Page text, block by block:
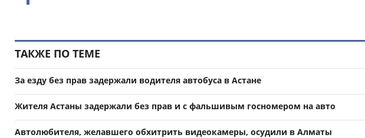
ТАКЖЕ ПО ТЕМЕ
За езду без прав задержали водителя автобуса в Астане
Жителя Астаны задержали без прав и с фальшивым госномером на авто
Автолюбителя, желавшего обхитрить видеокамеры, осудили в Алматы